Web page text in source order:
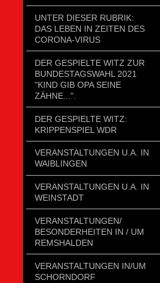
UNTER DIESER RUBRIK:
DAS LEBEN IN ZEITEN DES
CORONA-VIRUS
DER GESPIELTE WITZ ZUR
BUNDESTAGSWAHL 2021
"KIND GIB OPA SEINE
ZÄHNE...".
DER GESPIELTE WITZ:
KRIPPENSPIEL WDR
VERANSTALTUNGEN U.A. IN
WAIBLINGEN
VERANSTALTUNGEN U.A. IN
WEINSTADT
VERANSTALTUNGEN/
BESONDERHEITEN IN / UM
REMSHALDEN
VERANSTALTUNGEN IN/UM
SCHORNDORF